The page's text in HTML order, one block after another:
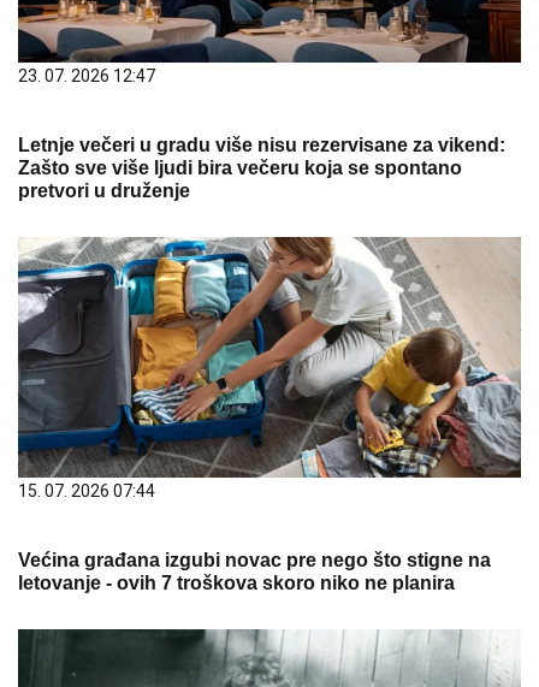
23. 07. 2026 12:47
Letnje večeri u gradu više nisu rezervisane za vikend:
Zašto sve više ljudi bira večeru koja se spontano
pretvori u druženje
15. 07. 2026 07:44
Većina građana izgubi novac pre nego što stigne na
letovanje - ovih 7 troškova skoro niko ne planira